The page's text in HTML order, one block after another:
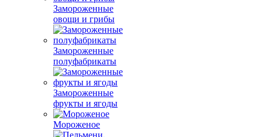
Замороженные
овощи и грибы
Замороженные
полуфабрикаты
Замороженные
фрукты и ягоды
Мороженое